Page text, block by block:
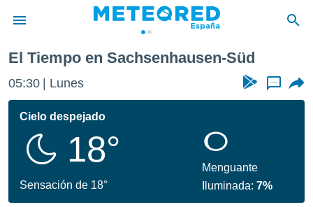
de
por
se
calidad.
a este
las
El Tiempo en Sachsenhausen-Süd
05:30 Lunes ...
Cielo despejado
18°
Sensación de 18°
Menguante
Iluminada:7%